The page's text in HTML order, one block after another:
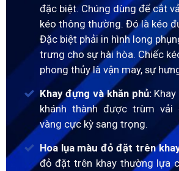
đặc biệt. Chúng dùng để cắt
kéo thông thường. Đó là kéo
Đặc biệt phải in hình long
trưng cho sự hài hòa. Chiếc
phong thủy là vận may, sự
Khay đựng và khăn phủ:Khay
khánh thành được trùm vải
vàng cực kỳ sang trọng.
Hoa lụa màu đỏ đặt trên
đỏ đặt trên khay thường lựa